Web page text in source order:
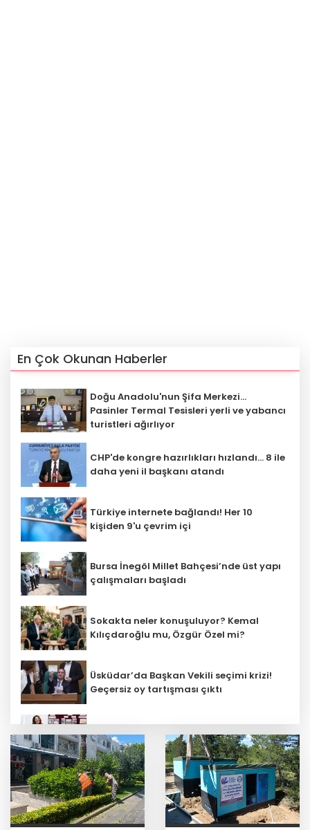
En Çok Okunan Haberler
Doğu Anadolu'nun Şifa Merkezi...
Pasinler Termal Tesisleri yerli ve yabancı
turistleri ağırlıyor
CHP'de kongre hazırlıkları hızlandı... 8 ile
daha yeni il başkanı atandı
Türkiye internete bağlandı! Her 10
kişiden 9'u çevrim içi
Bursa İnegöl Millet Bahçesi’nde üst yapı
çalışmaları başladı
Sokakta neler konuşuluyor? Kemal
Kılıçdaroğlu mu, Özgür Özel mi?
Üsküdar’da Başkan Vekili seçimi krizi!
Geçersiz oy tartışması çıktı
açıklandı
İnşaatta dijital dönem başlıyor... Ruhsat
projelerinde BIM ve e-PYS zorunluluğu
geliyor